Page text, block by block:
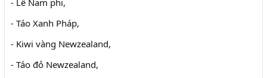
- Táo Xanh Pháp,
- Kiwi vàng Newzealand,
- Táo đỏ Newzealand,